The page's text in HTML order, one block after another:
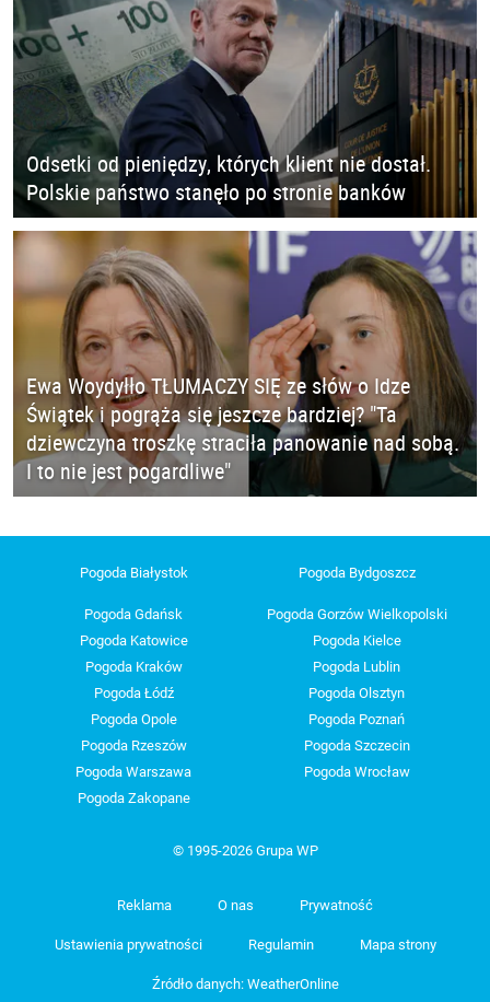
Odsetki od pieniędzy, których klient nie dostał.
Polskie państwo stanęło po stronie banków
Ewa Woydyłło TŁUMACZY SIĘ ze słów o Idze
Świątek i pogrąża się jeszcze bardziej? "Ta
dziewczyna troszkę straciła panowanie nad sobą.
I to nie jest pogardliwe"
Pogoda Białystok Pogoda Bydgoszcz
Pogoda Gdańsk
Pogoda Gorzów Wielkopolski
Pogoda Katowice
Pogoda Kielce
Pogoda Kraków
Pogoda Lublin
Pogoda Łódź
Pogoda Olsztyn
Pogoda Opole
Pogoda Poznań
Pogoda Rzeszów
Pogoda Szczecin
Pogoda Warszawa
Pogoda Wrocław
Pogoda Zakopane
© 1995-2026 Grupa WP
Reklama O nas Prywatność
Ustawienia prywatności Regulamin Mapa strony
Źródło danych: WeatherOnline